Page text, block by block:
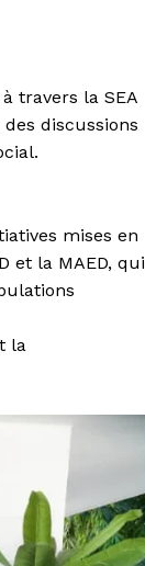
travers la SEA
discussions
mises en
et la MAED, qui
la